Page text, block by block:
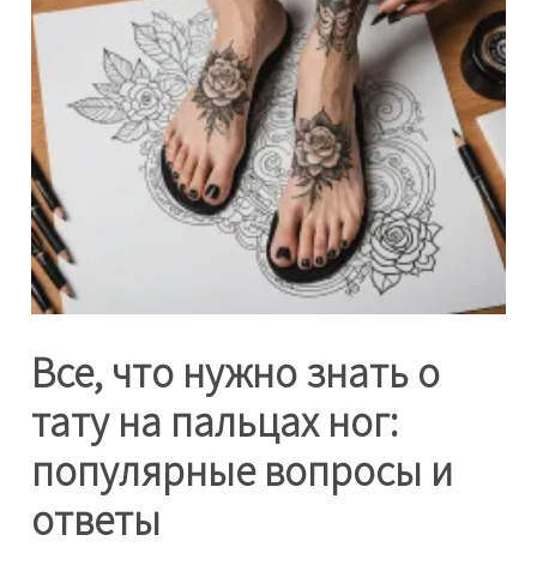
Все, что нужно знать о
тату на пальцах ног:
популярные вопросы и
ответы